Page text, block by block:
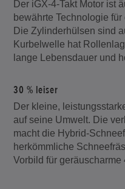
Der iGX-4-Takt Motor ist
bewährte Technologie
Die Zylinderhülsen sind
Kurbelwelle hat
lange Lebensdauer und
30 % leiser
Der kleine,
auf seine Umwelt. Die
macht die Hybrid-
herkömmliche
Vorbild für geräuscharme